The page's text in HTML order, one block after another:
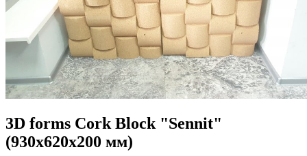
3D forms Cork Block "Sennit"
(930х620х200 мм)